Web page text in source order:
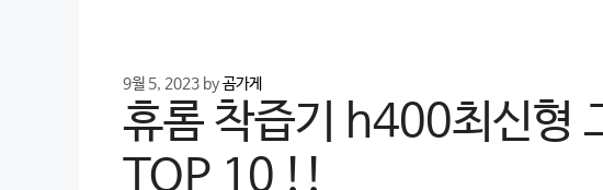
9월 5, 2023 by곰가게
휴롬 착즙기 h400최신형
TOP 10 !!